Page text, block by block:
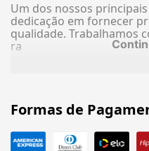
Um dos nossos
dedicação em fornecer
qualidade. Trabalhamos
ra
Formas de